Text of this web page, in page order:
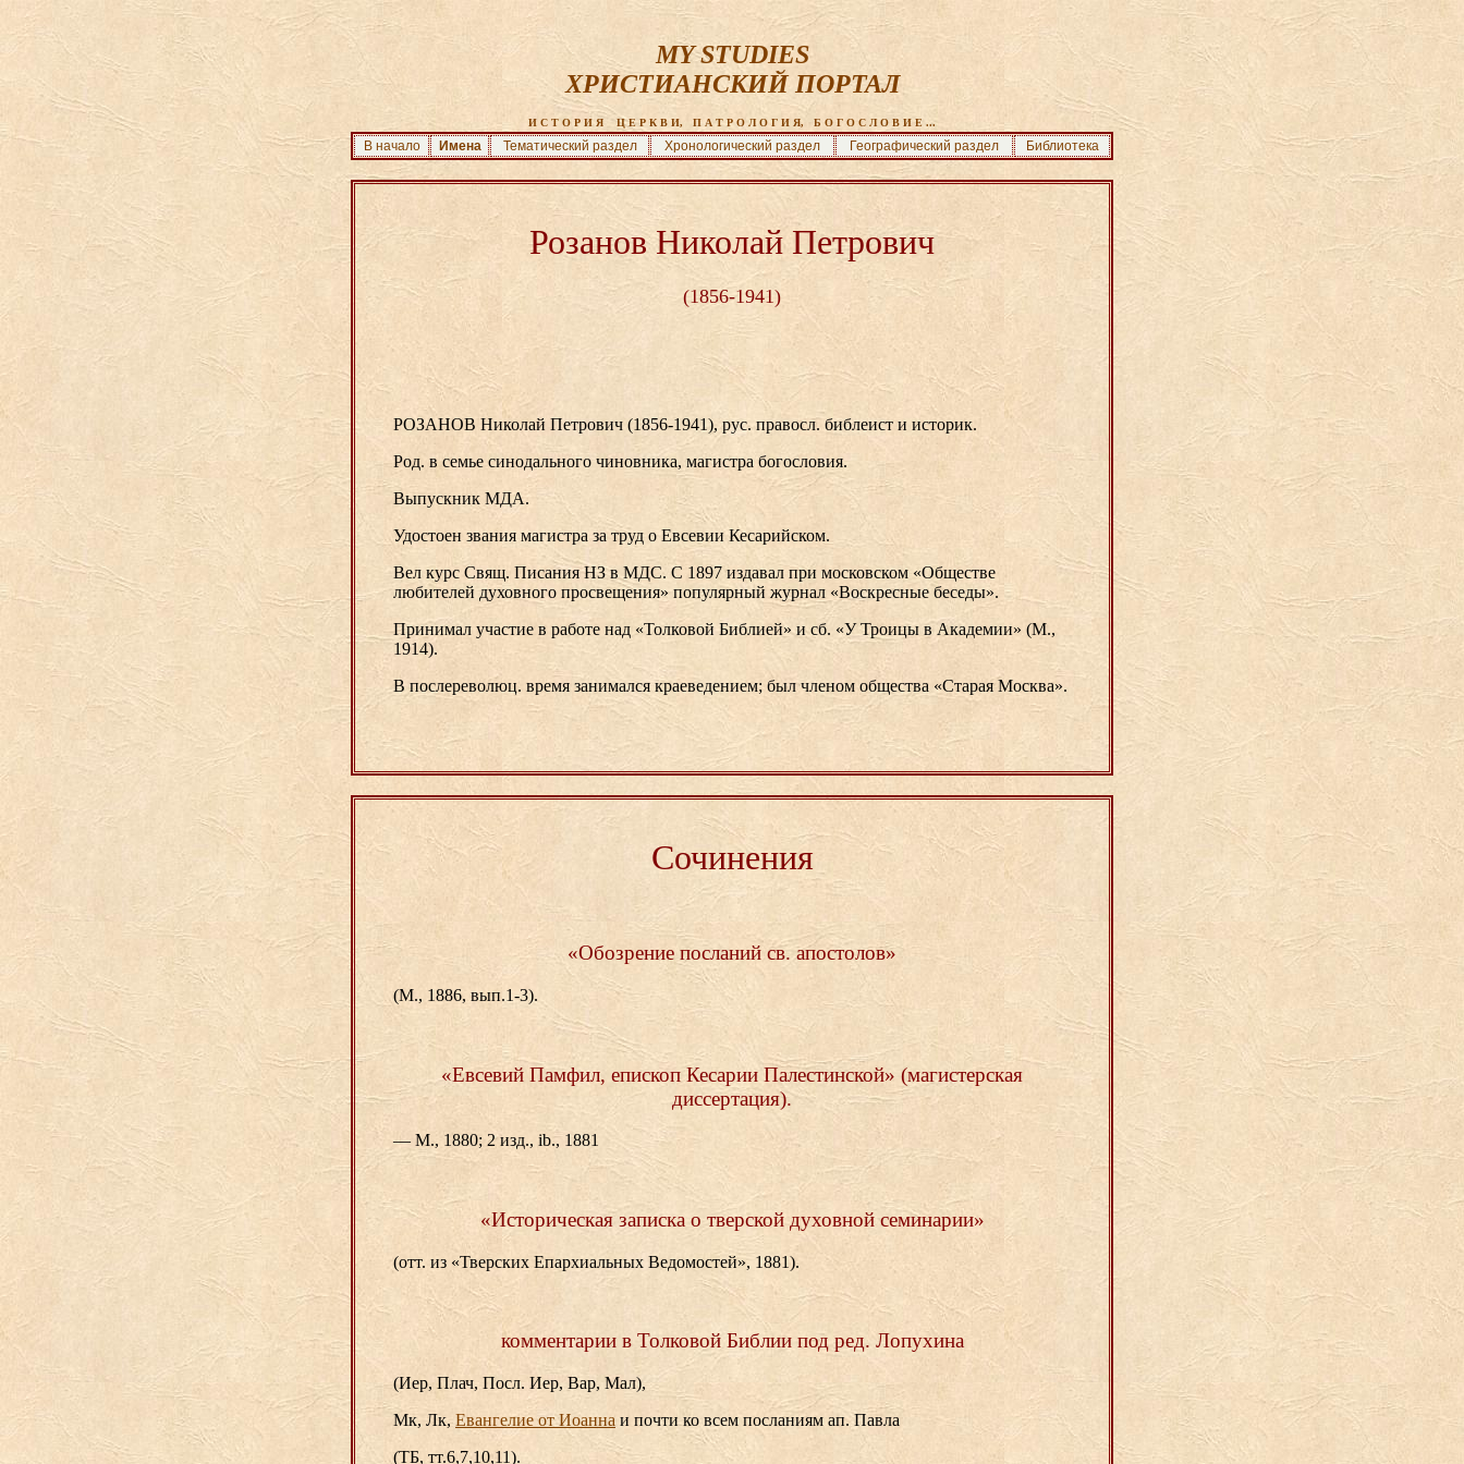
MY STUDIES
ХРИСТИАНСКИЙ ПОРТАЛ
И С Т О Р И Я    Ц Е Р К В И,   П А Т Р О Л О Г И Я,   Б О Г О С Л О В И Е ...
В начало Имена Тематический раздел Хронологический раздел Географический раздел Библиотека
Розанов Николай Петрович
(1856-1941)
РОЗАНОВ Николай Петрович (1856-1941), рус. правосл. библеист и историк.
Род. в семье синодального чиновника, магистра богословия.
Выпускник МДА.
Удостоен звания магистра за труд о Евсевии Кесарийском.
Вел курс Свящ. Писания НЗ в МДС. С 1897 издавал при московском «Обществе
любителей духовного просвещения» популярный журнал «Воскресные беседы».
Принимал участие в работе над «Толковой Библией» и сб. «У Троицы в Академии» (М.,
1914).
В послереволюц. время занимался краеведением; был членом общества «Старая Москва».
Сочинения
«Обозрение посланий св. апостолов»
(М., 1886, вып.1-3).
«Евсевий Памфил, епископ Кесарии Палестинской» (магистерская
диссертация).
— М., 1880; 2 изд., ib., 1881
«Историческая записка о тверской духовной семинарии»
(отт. из «Тверских Епархиальных Ведомостей», 1881).
комментарии в Толковой Библии под ред. Лопухина
(Иер, Плач, Посл. Иер, Вар, Мал),
Мк, Лк,Евангелие от Иоанна и почти ко всем посланиям ап. Павла
(ТБ, тт.6,7,10,11).